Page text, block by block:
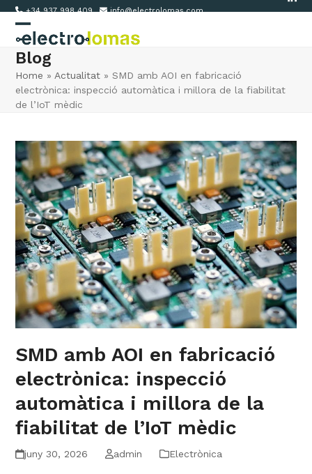
Skip
content
+34 937 998 409 info@electrolomas.com
Open
mobile
menu
Close
mobile
menu
Blog
Home » Actualitat »SMD amb AOI en fabricació
electrònica: inspecció automàtica i millora de la fiabilitat
de l’IoT mèdic
SMD amb AOI en fabricació
electrònica: inspecció
automàtica i millora de la
fiabilitat de l’IoT mèdic
juny 30, 2026 admin Electrònica